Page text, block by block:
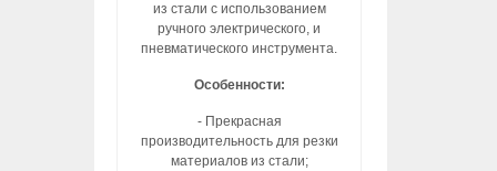
из стали с использованием
ручного электрического, и
пневматического инструмента.
Особенности:
- Прекрасная
производительность для резки
материалов из стали;